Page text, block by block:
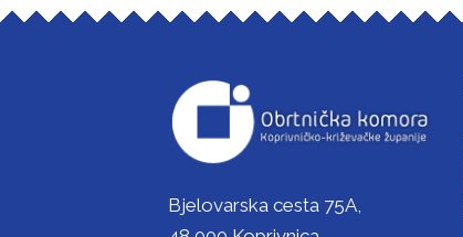
Bjelovarska cesta 75A,